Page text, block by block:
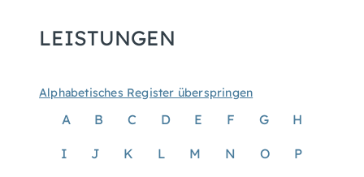
LEISTUNGEN
Alphabetisches Register überspringen
A B C D E F G H
I J K L M N O P